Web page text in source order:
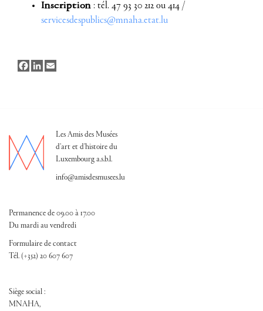
Inscription : tél. 47 93 30 212 ou 414 /
servicesdespublics@mnaha.etat.lu
FacebookLinkedIn
Les Amis des Musées
d'art et d'histoire du
Luxembourg a.s.b.l.
info@amisdesmusees.lu
Permanence de 09.00 à 17.00
Du mardi au vendredi
Formulaire de contact
Tél. (+352) 20 607 607
Siège social :
MNAHA,